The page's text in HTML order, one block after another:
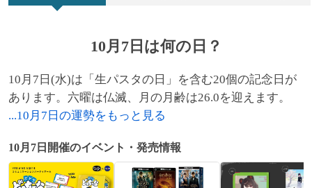
10月7日は何の日？
10月7日(水)は「生パスタの日」を含む20個の記念日が
あります。六曜は仏滅、月の月齢は26.0を迎えます。
...10月7日の運勢をもっと見る
10月7日開催のイベント・発売情報